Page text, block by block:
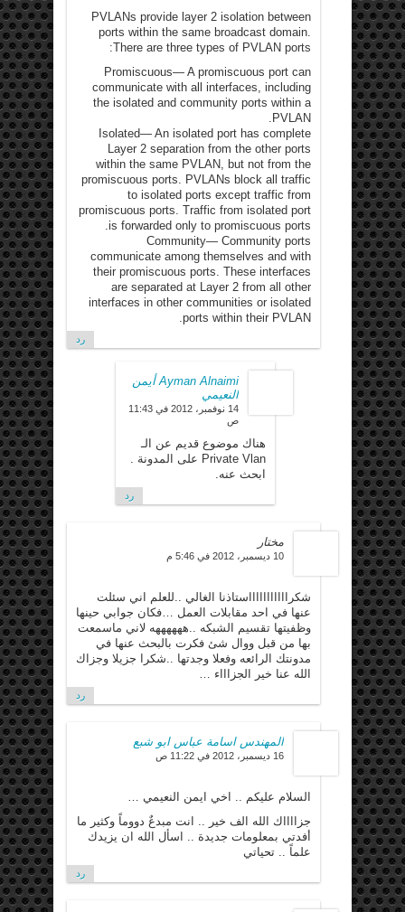
PVLANs provide layer 2 isolation between
ports within the same broadcast domain.
There are three types of PVLAN ports:
Promiscuous— A promiscuous port can
communicate with all interfaces, including
the isolated and community ports within a
PVLAN.
Isolated— An isolated port has complete
Layer 2 separation from the other ports
within the same PVLAN, but not from the
promiscuous ports. PVLANs block all traffic
to isolated ports except traffic from
promiscuous ports. Traffic from isolated port
is forwarded only to promiscuous ports.
Community— Community ports
communicate among themselves and with
their promiscuous ports. These interfaces
are separated at Layer 2 from all other
interfaces in other communities or isolated
ports within their PVLAN.
رد
Ayman Alnaimi أيمن
النعيمي
14 نوفمبر، 2012 في 11:43
ص
هناك موضوع قديم عن الـ
Private Vlan على المدونة .
ابحث عنه.
رد
مختار
10 ديسمبر، 2012 في 5:46 م
شكراااااااااااستاذنا الغالي ..للعلم اني سئلت
عنها في احد مقابلات العمل …فكان جوابي حينها
وظفيتها تقسيم الشبكه ..ههههههه لاني ماسمعت
بها من قبل ووال شئ فكرت بالبحث عنها في
مدونتك الرائعه وفعلا وجدتها ..شكرا جزيلا وجزاك
الله عنا خير الجزاااء …
رد
المهندس اسامة عباس ابو شبع
16 ديسمبر، 2012 في 11:22 ص
السلام عليكم .. اخي ايمن النعيمي …
جزااااك الله الف خير .. انت مبدعٌ دووماً وكثير ما
أفدتي بمعلومات جديدة .. اسأل الله ان يزيدك
علماً .. تحياتي
رد